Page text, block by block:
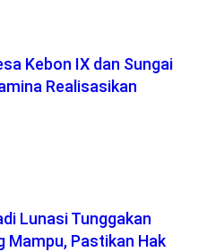
Kebon IX dan Sungai
Realisasikan
Lunasi Tunggakan
Mampu, Pastikan Hak